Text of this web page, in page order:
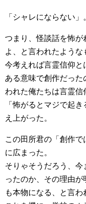
「シャレにならない」
つまり、怪談話を怖
よ、と言われたような
今考えれば言霊信仰と
ある意味で創作だっ
われた俺たちは言霊信
「怖がるとマジで起
え上がった。
この田所君の「創作
に広まった。
そりゃそうだろう、
ったのか、その理由
も本物になる、と言わ